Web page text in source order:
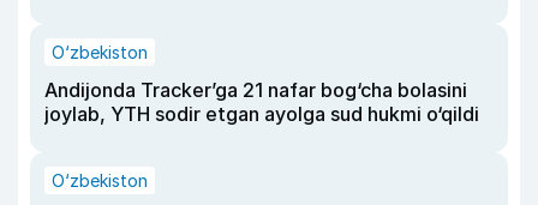
O‘zbekiston
Andijonda Tracker’ga 21 nafar bog‘cha bolasini
joylab, YTH sodir etgan ayolga sud hukmi o‘qildi
O‘zbekiston